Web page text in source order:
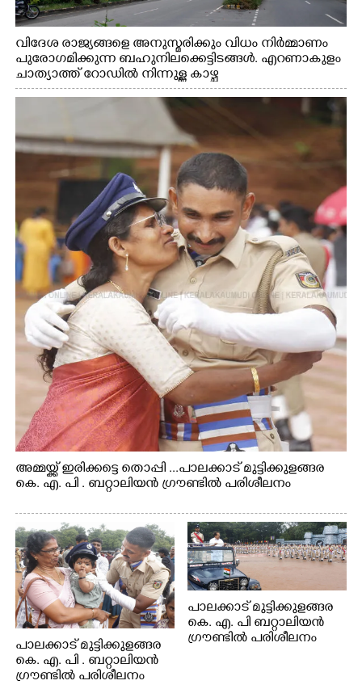
വിദേശ രാജ്യങ്ങളെ അനുസ്മരിക്കും വിധം നിർമ്മാണം
പുരോഗമിക്കുന്ന ബഹുനിലക്കെട്ടിടങ്ങൾ. എറണാകുളം
ചാത്യാത്ത് റോഡിൽ നിന്നുള്ള കാഴ്ച
അമ്മയ്ക്ക് ഇരിക്കട്ടെ തൊപ്പി ...പാലക്കാട് മുട്ടിക്കുളങ്ങര
കെ. എ. പി . ബറ്റാലിയൻ ഗ്രൗണ്ടിൽ പരിശീലനം
പാലക്കാട് മുട്ടിക്കുളങ്ങര
കെ. എ. പി . ബറ്റാലിയൻ
ഗ്രൗണ്ടിൽ പരിശീലനം
പാലക്കാട് മുട്ടിക്കുളങ്ങര
കെ. എ. പി ബറ്റാലിയൻ
ഗ്രൗണ്ടിൽ പരിശീലനം